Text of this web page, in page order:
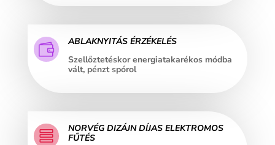

ABLAKNYITÁS ÉRZÉKELÉS
Szellőztetéskor energiatakarékos módba
vált, pénzt spórol

NORVÉG DIZÁJN DÍJAS ELEKTROMOS
FŰTÉS